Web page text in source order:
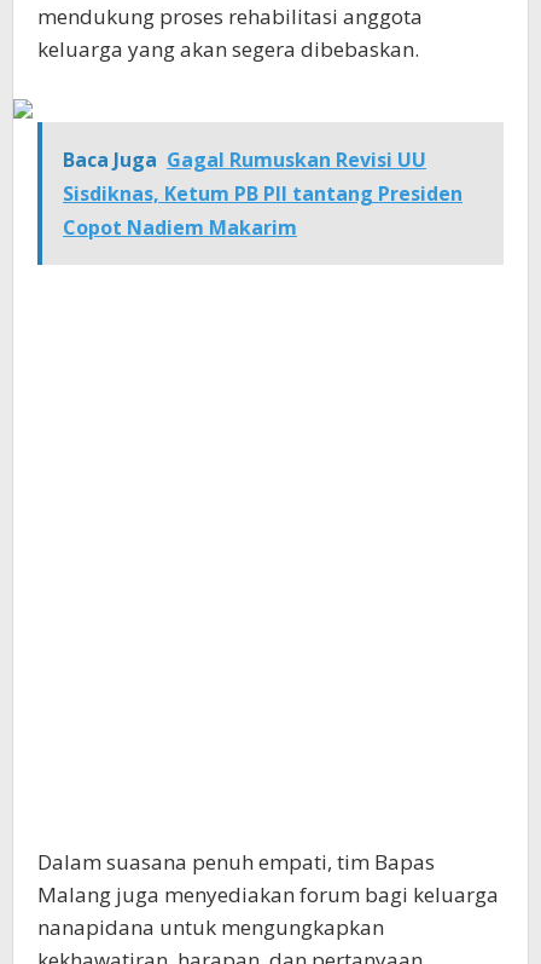
mendukung proses rehabilitasi anggota
keluarga yang akan segera dibebaskan.
Baca Juga Gagal Rumuskan Revisi UU
Sisdiknas, Ketum PB PII tantang Presiden
Copot Nadiem Makarim
Dalam suasana penuh empati, tim Bapas
Malang juga menyediakan forum bagi keluarga
nanapidana untuk mengungkapkan